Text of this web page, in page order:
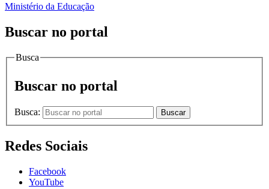
Ministério da Educação
Buscar no portal
Busca
Buscar no portal
Busca: Buscar
Redes Sociais
Facebook
YouTube